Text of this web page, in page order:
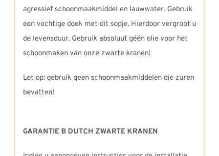
agressief schoonmaakmiddel en lauwwater. Gebruik
een vochtige doek met dit sopje. Hierdoor vergroot u
de levensduur. Gebruik absoluut géén olie voor het
schoonmaken van onze zwarte kranen!
Let op: gebruik geen schoonmaakmiddelen die zuren
bevatten!
GARANTIE B DUTCH ZWARTE KRANEN